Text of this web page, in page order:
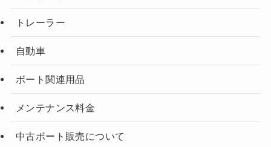
トレーラー
自動車
ボート関連用品
メンテナンス料金
中古ボート販売について